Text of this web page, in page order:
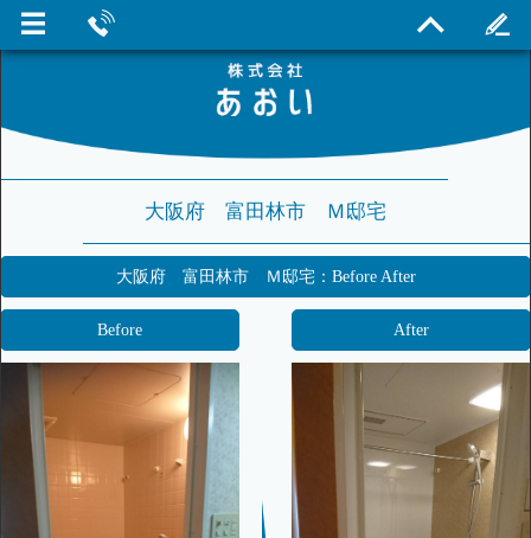
大阪府 富田林市 Ｍ邸宅
大阪府 富田林市 Ｍ邸宅：Before After
Before After